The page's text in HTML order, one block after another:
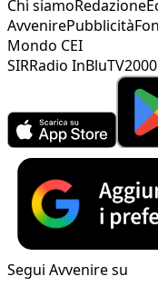
Chi siamoRedazione
AvvenirePubblicità
Mondo CEI
SIRRadio InBluTV2000
Segui Avvenire su